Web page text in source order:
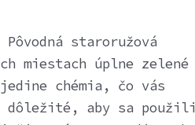
staroružová
miestach úplne zelené
chémia, čo vás
dôležité, aby sa použili